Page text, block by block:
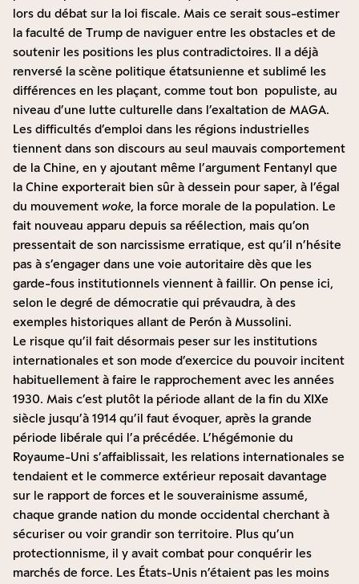
lors du débat sur la loi fiscale. Mais ce serait sous-estimer
la faculté de Trump de naviguer entre les obstacles et de
soutenir les positions les plus contradictoires. Il a déjà
renversé la scène politique étatsunienne et sublimé les
différences en les plaçant, comme tout bon populiste, au
niveau d’une lutte culturelle dans l’exaltation de MAGA.
Les difficultés d’emploi dans les régions industrielles
tiennent dans son discours au seul mauvais comportement
de la Chine, en y ajoutant même l’argument Fentanyl que
la Chine exporterait bien sûr à dessein pour saper, à l’égal
du mouvement woke, la force morale de la population. Le
fait nouveau apparu depuis sa réélection, mais qu’on
pressentait de son narcissisme erratique, est qu’il n’hésite
pas à s’engager dans une voie autoritaire dès que les
garde-fous institutionnels viennent à faillir. On pense ici,
selon le degré de démocratie qui prévaudra, à des
exemples historiques allant de Perón à Mussolini.
Le risque qu’il fait désormais peser sur les institutions
internationales et son mode d’exercice du pouvoir incitent
habituellement à faire le rapprochement avec les années
1930. Mais c’est plutôt la période allant de la fin du XIXe
siècle jusqu’à 1914 qu’il faut évoquer, après la grande
période libérale qui l’a précédée. L’hégémonie du
Royaume-Uni s’affaiblissait, les relations internationales se
tendaient et le commerce extérieur reposait davantage
sur le rapport de forces et le souverainisme assumé,
chaque grande nation du monde occidental cherchant à
sécuriser ou voir grandir son territoire. Plus qu’un
protectionnisme, il y avait combat pour conquérir les
marchés de force. Les États-Unis n’étaient pas les moins